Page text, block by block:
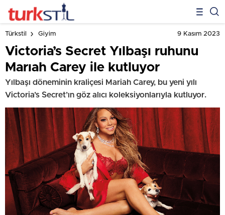
Türkstil Giyim 9 Kasım 2023
Victoria’s Secret Yılbaşı ruhunu
Marıah Carey ile kutluyor
Yılbaşı döneminin kraliçesi Mariah Carey, bu yeni yılı
Victoria’s Secret’ın göz alıcı koleksiyonlarıyla kutluyor.